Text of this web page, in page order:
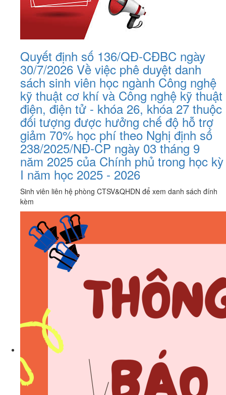
Quyết định số 136/QĐ-CĐBC ngày
30/7/2026 Về việc phê duyệt danh
sách sinh viên học ngành Công nghệ
kỹ thuật cơ khí và Công nghệ kỹ thuật
điện, điện tử - khóa 26, khóa 27 thuộc
đối tượng được hưởng chế độ hỗ trợ
giảm 70% học phí theo Nghị định số
238/2025/NĐ-CP ngày 03 tháng 9
năm 2025 của Chính phủ trong học kỳ
I năm học 2025 - 2026
Sinh viên liên hệ phòng CTSV&QHDN để xem danh sách đính
kèm